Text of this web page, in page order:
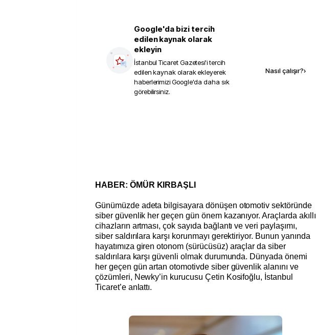
Google'da bizi tercih
edilen kaynak olarak
ekleyin
İstanbul Ticaret Gazetesi'i tercih
edilen kaynak olarak ekleyerek
haberlerimizi Google'da daha sık
görebilirsiniz.
Nasıl çalışır?›
HABER: ÖMÜR KIRBAŞLI
Günümüzde adeta bilgisayara dönüşen otomotiv sektöründe
siber güvenlik her geçen gün önem kazanıyor. Araçlarda akıllı
cihazların artması, çok sayıda bağlantı ve veri paylaşımı,
siber saldırılara karşı korunmayı gerektiriyor. Bunun yanında
hayatımıza giren otonom (sürücüsüz) araçlar da siber
saldırılara karşı güvenli olmak durumunda. Dünyada önemi
her geçen gün artan otomotivde siber güvenlik alanını ve
çözümleri, Newky’in kurucusu Çetin Kosifoğlu, İstanbul
Ticaret’e anlattı.